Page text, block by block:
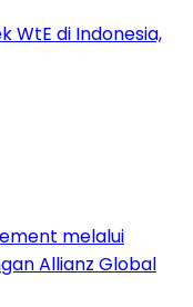
WtE di Indonesia,
melalui
Allianz Global